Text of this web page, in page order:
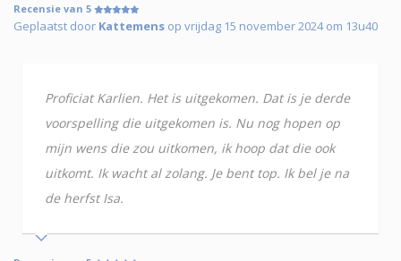
Recensie van 5
Geplaatst door Kattemens op vrijdag 15 november 2024 om 13u40
Proficiat Karlien. Het is uitgekomen. Dat is je derde
voorspelling die uitgekomen is. Nu nog hopen op
mijn wens die zou uitkomen, ik hoop dat die ook
uitkomt. Ik wacht al zolang. Je bent top. Ik bel je na
de herfst Isa.